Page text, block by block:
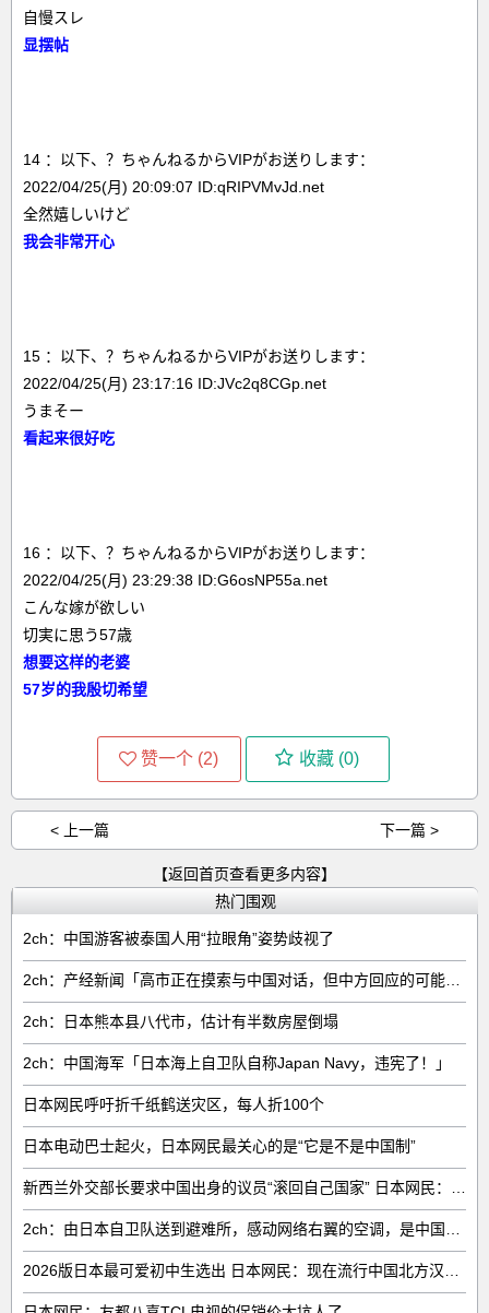
自慢スレ
显摆帖
14 ：以下、？ちゃんねるからVIPがお送りします：
2022/04/25(月) 20:09:07 ID:qRIPVMvJd.net
全然嬉しいけど
我会非常开心
15 ：以下、？ちゃんねるからVIPがお送りします：
2022/04/25(月) 23:17:16 ID:JVc2q8CGp.net
うまそー
看起来很好吃
16 ：以下、？ちゃんねるからVIPがお送りします：
2022/04/25(月) 23:29:38 ID:G6osNP55a.net
こんな嫁が欲しい
切実に思う57歳
想要这样的老婆
57岁的我殷切希望
赞一个 (2) 收藏 (0)
< 上一篇 下一篇 >
【返回首页查看更多内容】
热门围观
2ch：中国游客被泰国人用“拉眼角”姿势歧视了
2ch：日本熊本县八代市，估计有半数房屋倒塌
2ch：中国海军「日本海上自卫队自称Japan Navy，违宪了！」
日本网民呼吁折千纸鹤送灾区，每人折100个
日本电动巴士起火，日本网民最关心的是“它是不是中国制”